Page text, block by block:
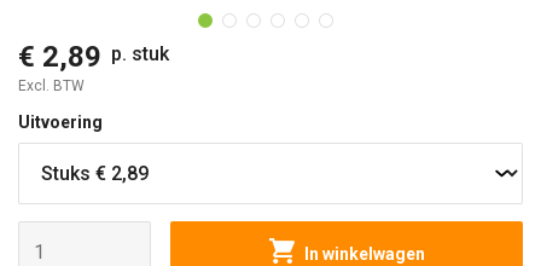
€ 2,89 p. stuk
Excl. BTW
Uitvoering
In winkelwagen